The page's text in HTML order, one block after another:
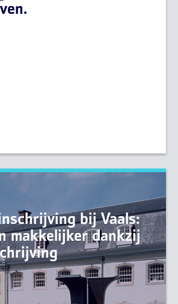
bij Vaals:
makkelijker dankzij